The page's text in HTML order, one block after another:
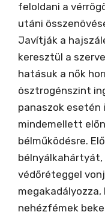
feloldani a
utáni
Javítják a
keresztül a
hatásuk a nők
ösztrogénszint
panaszok esetén
mindemellett
bélműködésre.
védőréteggel
megakadályozza,
nehézfémek